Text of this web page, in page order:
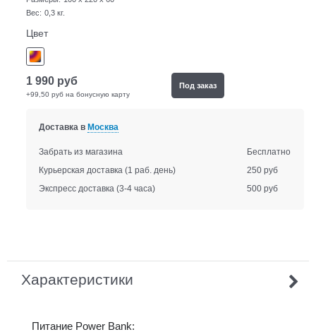
Вес: 0,3 кг.
Цвет
1 990 руб
+99,50 руб на бонусную карту
Под заказ
Доставка в Москва
Забрать из магазина
Бесплатно
Курьерская доставка (1 раб. день)
250 руб
Экспресс доставка (3-4 часа) 500 руб
Характеристики
Питание Power Bank: